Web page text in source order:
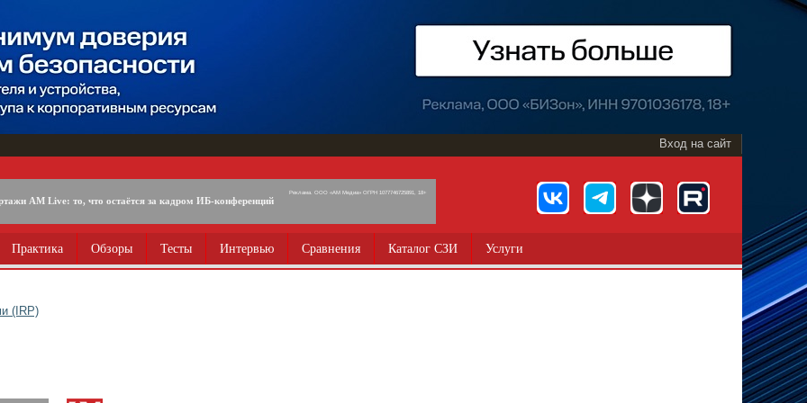
Вход на сайт
AM Live: то, что остаётся за кадром ИБ-конференций
Реклама. ООО «АМ Медиа» ОГРН 1077746725891, 18+
Практика Обзоры Тесты Интервью Сравнения Каталог СЗИ Услуги
(IRP)